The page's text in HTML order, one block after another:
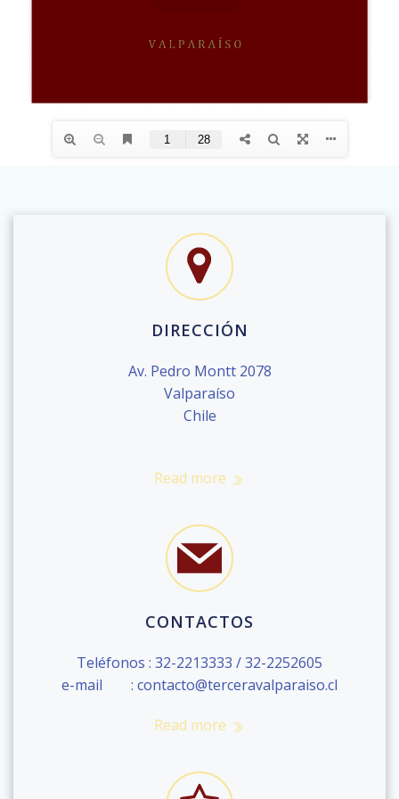
DIRECCIÓN
Av. Pedro Montt 2078
Valparaíso
Chile
Read more
CONTACTOS
Teléfonos : 32-2213333 / 32-2252605
e-mail : contacto@terceravalparaiso.cl
Read more